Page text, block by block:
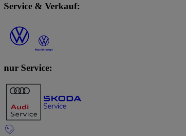
Service & Verkauf:
nur Service: